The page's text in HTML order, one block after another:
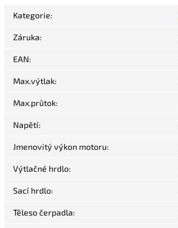
Kategorie:
Záruka:
EAN:
Max.výtlak:
Max.průtok:
Napětí:
Jmenovitý výkon motoru:
Výtlačné hrdlo:
Sací hrdlo:
Těleso čerpadla: